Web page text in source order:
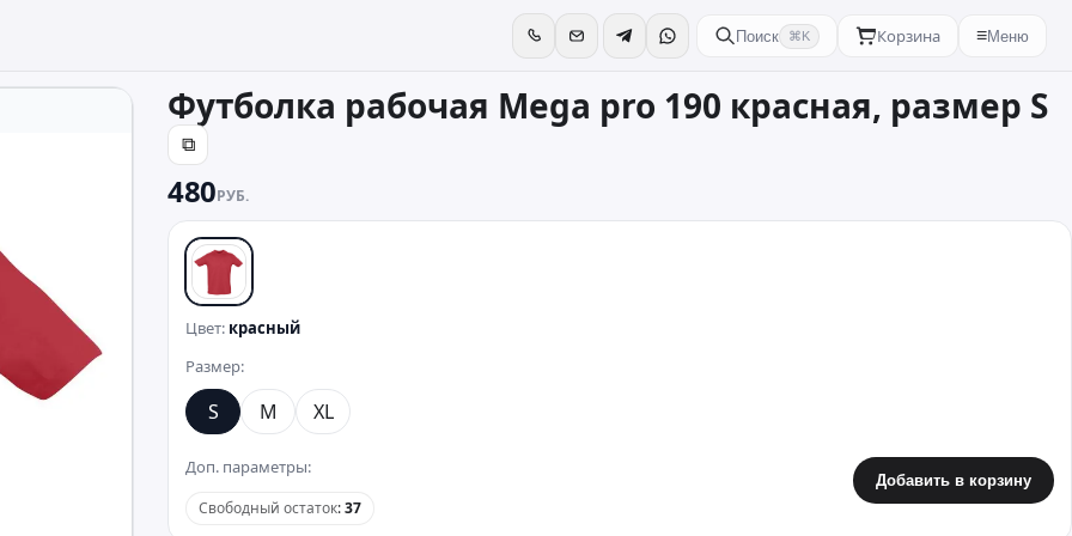
Поиск ⌘K Корзина ≡Меню
Футболка рабочая Mega pro 190 красная, размер S
⧉
480РУБ.
красный
Цвет: красный
Размер:
S M XL
Доп. параметры:
Свободный остаток:37
Добавить в корзину